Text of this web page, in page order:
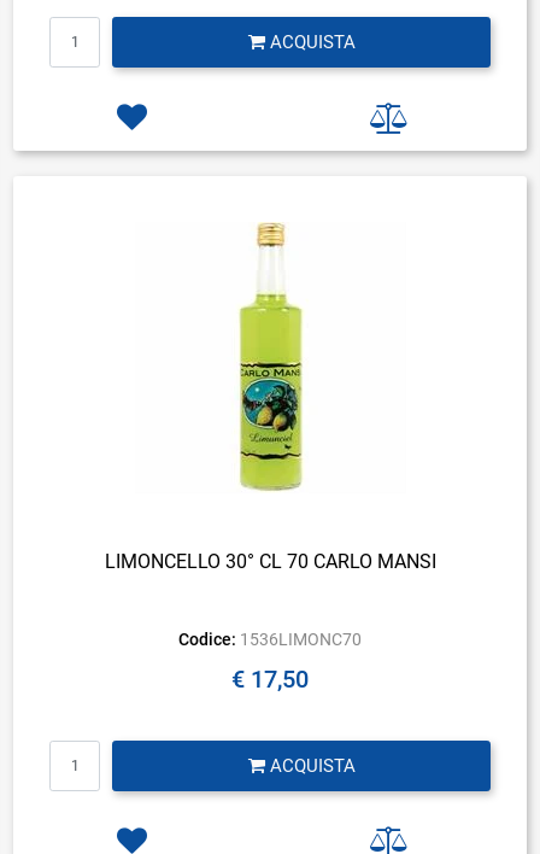
ACQUISTA
LIMONCELLO 30° CL 70 CARLO MANSI
Codice: 1536LIMONC70
€ 17,50
ACQUISTA